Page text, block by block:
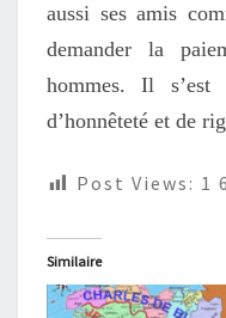
aussi ses amis
demander la
hommes. Il s’est
d’honnêteté et de
Post Views: 1
Similaire